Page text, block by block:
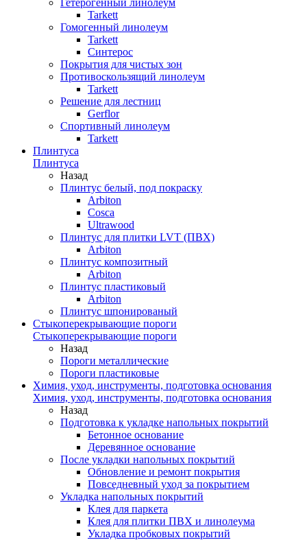
Гетерогенный линолеум
Tarkett
Гомогенный линолеум
Tarkett
Синтерос
Покрытия для чистых зон
Противоскользящий линолеум
Tarkett
Решение для лестниц
Gerflor
Спортивный линолеум
Tarkett
Плинтуса
Плинтуса
Назад
Плинтус белый, под покраску
Arbiton
Cosca
Ultrawood
Плинтус для плитки LVT (ПВХ)
Arbiton
Плинтус композитный
Arbiton
Плинтус пластиковый
Arbiton
Плинтус шпонированый
Стыкоперекрывающие пороги
Стыкоперекрывающие пороги
Назад
Пороги металлические
Пороги пластиковые
Химия, уход, инструменты, подготовка основания
Химия, уход, инструменты, подготовка основания
Назад
Подготовка к укладке напольных покрытий
Бетонное основание
Деревянное основание
После укладки напольных покрытий
Обновление и ремонт покрытия
Повседневный уход за покрытием
Укладка напольных покрытий
Клея для паркета
Клея для плитки ПВХ и линолеума
Укладка пробковых покрытий